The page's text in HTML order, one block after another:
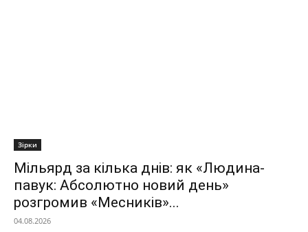
Зірки
Мільярд за кілька днів: як «Людина-
павук: Абсолютно новий день»
розгромив «Месників»...
04.08.2026